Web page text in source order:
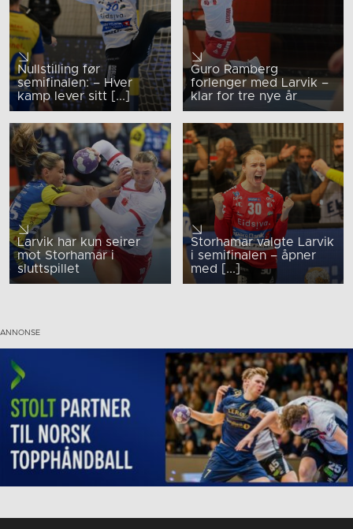
Nullstilling før
semifinalen: – Hver
kamp lever sitt [...]
Guro Ramberg
forlenger med Larvik –
klar for tre nye år
Larvik har kun seirer
mot Storhamar i
sluttspillet
Storhamar valgte Larvik
i semifinalen – åpner
med [...]